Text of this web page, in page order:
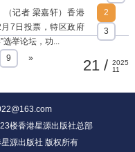
记者 梁嘉轩）香港
7日投票，特区政府
举论坛，功...
21 /2025
11
2
3
9 »
楼香港星源出版社总部
源出版社 版权所有